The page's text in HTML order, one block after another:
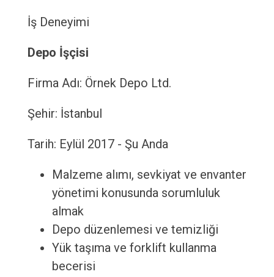
İş Deneyimi
Depo İşçisi
Firma Adı: Örnek Depo Ltd.
Şehir: İstanbul
Tarih: Eylül 2017 - Şu Anda
Malzeme alımı, sevkiyat ve envanter
yönetimi konusunda sorumluluk
almak
Depo düzenlemesi ve temizliği
Yük taşıma ve forklift kullanma
becerisi